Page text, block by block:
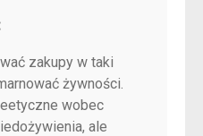
zakupy w taki
żywności.
wobec
ale